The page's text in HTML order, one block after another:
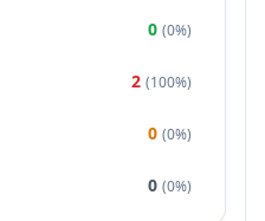
0 (0%)
2 (100%)
0 (0%)
0 (0%)